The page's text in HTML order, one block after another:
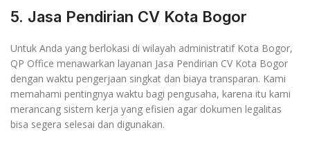
5. Jasa Pendirian CV Kota Bogor
Untuk Anda yang berlokasi di wilayah administratif Kota Bogor,
QP Office menawarkan layanan Jasa Pendirian CV Kota Bogor
dengan waktu pengerjaan singkat dan biaya transparan. Kami
memahami pentingnya waktu bagi pengusaha, karena itu kami
merancang sistem kerja yang efisien agar dokumen legalitas
bisa segera selesai dan digunakan.